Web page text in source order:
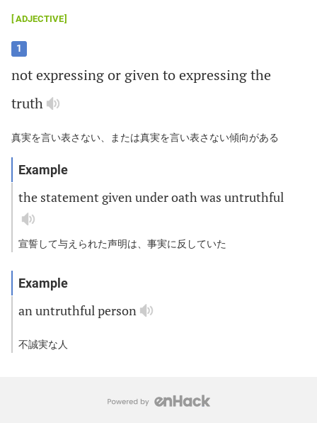
ADJECTIVE
1
notexpressingor giventoexpressingthe
truth
真実を言い表さない、または真実を言い表さない傾向がある
the statement givenunderoathwas untruthful
宣誓して与えられた声明は、事実に反していた
anuntruthfulperson
不誠実な人